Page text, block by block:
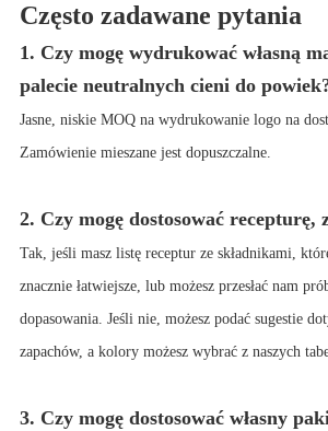
Często zadawane pytania
1. Czy mogę wydrukować własną
palecie neutralnych cieni do
Jasne, niskie MOQ na wydrukowanie logo na
Zamówienie mieszane jest dopuszczalne.
2. Czy mogę dostosować recepturę,
Tak, jeśli masz listę receptur ze składnikami,
znacznie łatwiejsze, lub możesz przesłać nam
dopasowania. Jeśli nie, możesz podać sugestie
zapachów, a kolory możesz wybrać z naszych
3. Czy mogę dostosować własny